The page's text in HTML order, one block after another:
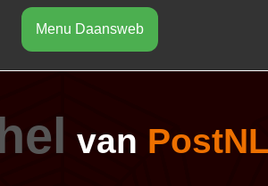
Menu Daansweb
hel van